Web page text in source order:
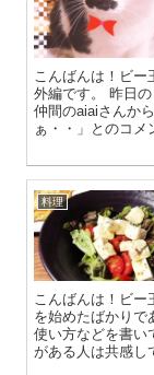
こんばんは！ビー
外編です。 昨日
仲間のaiaiさんか
ぁ・・」とのコ
料理
こんばんは！ビ
を始めたばかりで
使い方などを書い
がある人は共感し